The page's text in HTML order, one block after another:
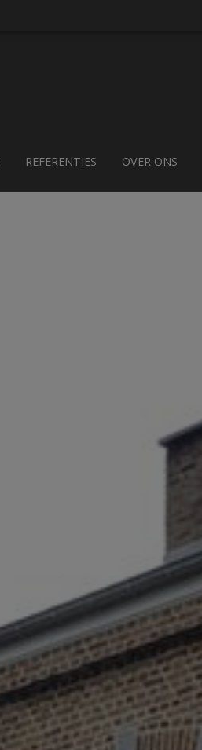
REFERENTIES OVER ONS